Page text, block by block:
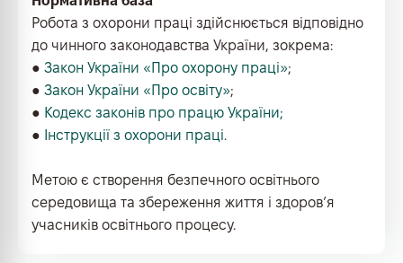
Робота з охорони праці здійснюється відповідно
до чинного законодавства України, зокрема:
● Закон України «Про охорону праці»;
● Закон України «Про освіту»;
● Кодекс законів про працю України;
● Iнструкції з охорони праці.
Метою є створення безпечного освітнього
середовища та збереження життя і здоров’я
учасників освітнього процесу.